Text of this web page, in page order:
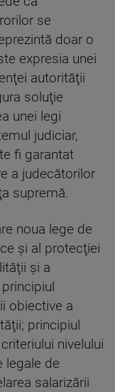
se
doar o
expresia unei
autorităţii
soluţie
unei legi
judiciar,
fi garantat
a judecătorilor
supremă.
noua lege de
şi al protecţiei
şi a
obiective a
principiul
nivelului
legale de
salarizării